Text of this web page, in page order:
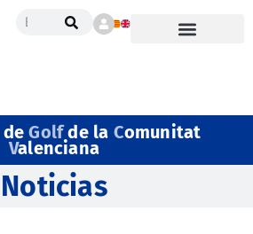
deGolfde la Comunitat
Valenciana
Noticias